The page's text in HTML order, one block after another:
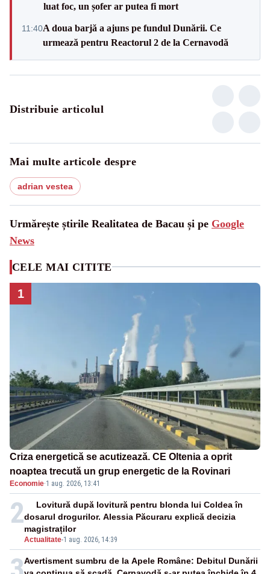
luat foc, un șofer ar putea fi mort
11:40A doua barjă a ajuns pe fundul Dunării. Ce
urmează pentru Reactorul 2 de la Cernavodă
Distribuie articolul
Mai multe articole despre
adrian vestea
Urmărește știrile Realitatea de Bacau și pe Google
News
CELE MAI CITITE
1
Criza energetică se acutizează. CE Oltenia a oprit
noaptea trecută un grup energetic de la Rovinari
Economie·1 aug. 2026, 13:41
2
Actualitate-1 aug. 2026, 14:39
Lovitură după lovitură pentru blonda lui Coldea în
dosarul drogurilor. Alessia Păcuraru explică decizia
magistraților
Avertisment sumbru de la Apele Române: Debitul Dunării